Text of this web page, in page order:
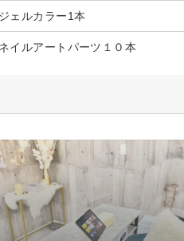
ジェルカラー1本
ネイルアートパーツ１０本